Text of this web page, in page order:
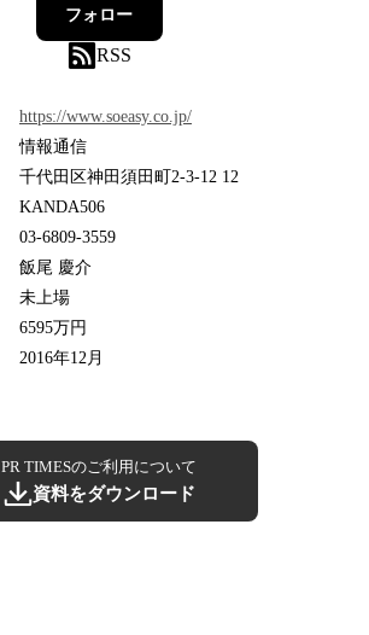
フォロー
RSS
https://www.soeasy.co.jp/
情報通信
千代田区神田須田町2-3-12 12
KANDA506
03-6809-3559
飯尾 慶介
未上場
6595万円
2016年12月
PR TIMESのご利用について
資料をダウンロード